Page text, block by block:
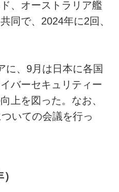
、オーストラリア艦
同で、2024年に2回、
、9月は日本に各国
バーセキュリティー
上を図った。なお、
いての会議を行っ
）